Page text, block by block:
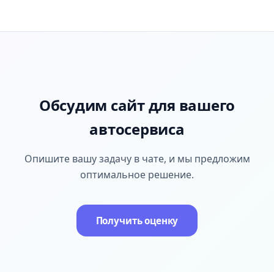
Обсудим сайт для вашего
автосервиса
Опишите вашу задачу в чате, и мы предложим
оптимальное решение.
Получить оценку